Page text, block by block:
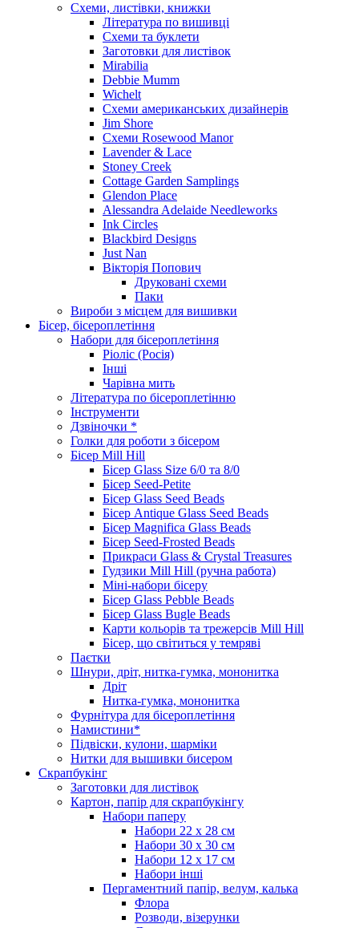
Схеми, листівки, книжки
Література по вишивці
Схеми та буклети
Заготовки для листівок
Mirabilia
Debbie Mumm
Wichelt
Схеми американських дизайнерів
Jim Shore
Cхеми Rosewood Manor
Lavender & Lace
Stoney Creek
Cottage Garden Samplings
Glendon Place
Alessandra Adelaide Needleworks
Ink Circles
Blackbird Designs
Just Nan
Вікторія Попович
Друковані схеми
Паки
Вироби з місцем для вишивки
Бісер, бісероплетіння
Набори для бісероплетіння
Ріоліс (Росія)
Інші
Чарівна мить
Література по бісероплетінню
Інструменти
Дзвіночки *
Голки для роботи з бісером
Бісер Mill Hill
Бісер Glass Size 6/0 та 8/0
Бісер Seed-Petite
Бісер Glass Seed Beads
Бісер Antique Glass Seed Beads
Бісер Magnifica Glass Beads
Бісер Seed-Frosted Beads
Прикраси Glass & Crystal Treasures
Гудзики Mill Hill (ручна работа)
Міні-набори бісеру
Бісер Glass Pebble Beads
Бісер Glass Bugle Beads
Карти кольорів та трежерсів Mill Hill
Бісер, що світиться у темряві
Паєтки
Шнури, дріт, нитка-гумка, мононитка
Дріт
Нитка-гумка, мононитка
Фурнітура для бісероплетіння
Намистини*
Підвіски, кулони, шарміки
Нитки для вышивки бисером
Скрапбукінг
Заготовки для листівок
Картон, папір для скрапбукінгу
Набори паперу
Набори 22 х 28 см
Набори 30 х 30 см
Набори 12 х 17 см
Набори інші
Пергаментний папір, велум, калька
Флора
Розводи, візерунки